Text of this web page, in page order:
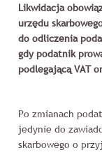
Likwidacja
urzędu
do odliczenia
gdy podatnik
podlegającą VAT
Po zmianach
jedynie do
skarbowego o